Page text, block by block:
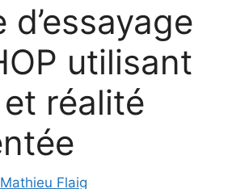
d’essayage
utilisant
réalité
Mathieu Flaig